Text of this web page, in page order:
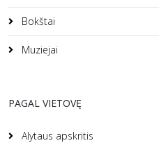
Bokštai
Muziejai
PAGAL VIETOVĘ
Alytaus apskritis